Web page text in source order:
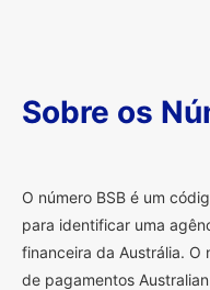
Sobre os
O número BSB é um
para identificar uma
financeira da Austrália. O
de pagamentos